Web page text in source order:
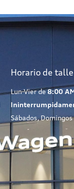
Horario de
Lun-Vier de8:00
Sábados,